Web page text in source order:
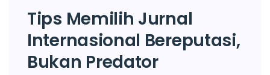
Tips Memilih Jurnal
Internasional Bereputasi,
Bukan Predator